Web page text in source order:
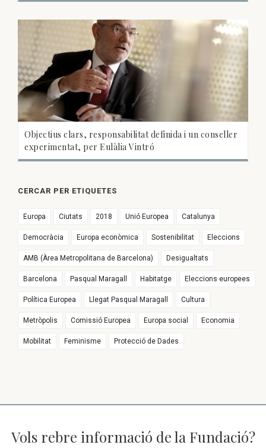
Objectius clars, responsabilitat definida i un conseller
experimentat, per Eulàlia Vintró
CERCAR PER ETIQUETES
Europa Ciutats 2018 Unió Europea Catalunya
Democràcia Europa econòmica Sostenibilitat Eleccions
AMB (Àrea Metropolitana de Barcelona) Desigualtats
Barcelona Pasqual Maragall Habitatge Eleccions europees
Política Europea Llegat Pasqual Maragall Cultura
Metròpolis Comissió Europea Europa social Economia
Mobilitat Feminisme Protecció de Dades
Vols rebre informació de la Fundació?